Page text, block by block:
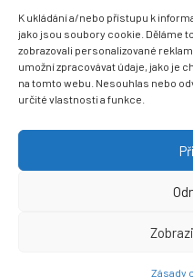
K ukládání a/nebo přístupu k
jako jsou soubory cookie. Děláme
zobrazovali personalizované
umožní zpracovávat údaje, jako je
na tomto webu. Nesouhlas nebo
určité vlastnosti a funkce.
Zásady
LINGUA UNIVERSAL
s.r.o.
Sovova 2
412 01 Litoměřice
+420 416 733 690
datová schránka: 3vnipkd
Než